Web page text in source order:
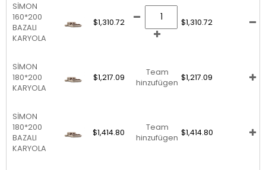
SİMON
160*200
BAZALI
KARYOLA
$1,310.72 $1,310.72
SİMON
180*200
KARYOLA
$1,217.09
Team
hinzufügen
$1,217.09
SİMON
180*200
BAZALI
KARYOLA
$1,414.80
Team
hinzufügen
$1,414.80